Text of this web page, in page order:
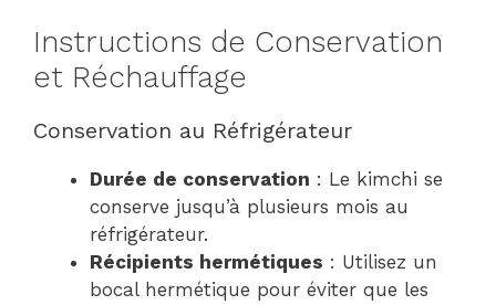
Instructions de Conservation
et Réchauffage
Conservation au Réfrigérateur
Durée de conservation : Le kimchi se
conserve jusqu’à plusieurs mois au
réfrigérateur.
Récipients hermétiques : Utilisez un
bocal hermétique pour éviter que les